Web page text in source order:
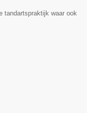
tandartspraktijk waar ook